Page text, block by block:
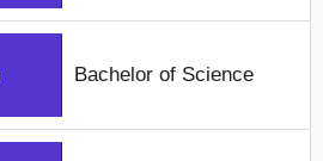
Bachelor of Science